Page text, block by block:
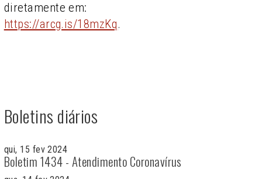
diretamente em:
https://arcg.is/18mzKq.
Boletins diários
qui, 15 fev 2024
Boletim 1434 - Atendimento Coronavírus